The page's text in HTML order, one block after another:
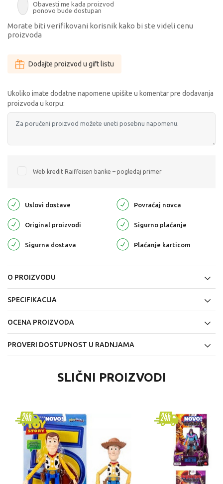
Obavesti me kada proizvod
ponovo bude dostupan
Morate biti verifikovani korisnik kako bi ste videli cenu
proizvoda
Dodajte proizvod u gift listu
Ukoliko imate dodatne napomene upišite u komentar pre dodavanja
proizvoda u korpu:
Web kredit Raiffeisen banke – pogledaj primer
Uslovi dostave Povraćaj novca
Original proizvodi Sigurno plaćanje
Sigurna dostava Plaćanje karticom
O PROIZVODU
SPECIFIKACIJA
OCENA PROIZVODA
PROVERI DOSTUPNOST U RADNJAMA
SLIČNI PROIZVODI